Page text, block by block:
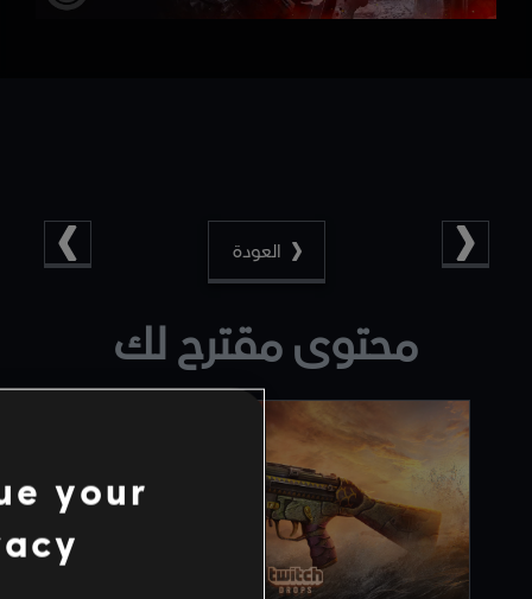
العودة
محتوى مقترح لك
your